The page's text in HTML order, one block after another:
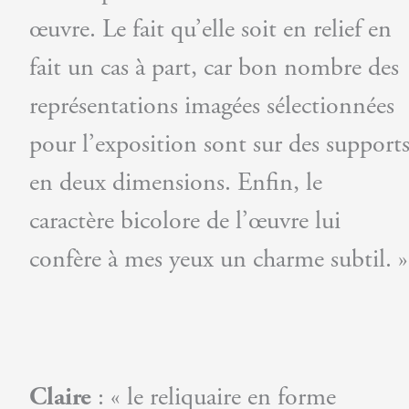
œuvre. Le fait qu’elle soit en relief en
fait un cas à part, car bon nombre des
représentations imagées sélectionnées
pour l’exposition sont sur des supports
en deux dimensions. Enfin, le
caractère bicolore de l’œuvre lui
confère à mes yeux un charme subtil. »
Claire : « le reliquaire en forme